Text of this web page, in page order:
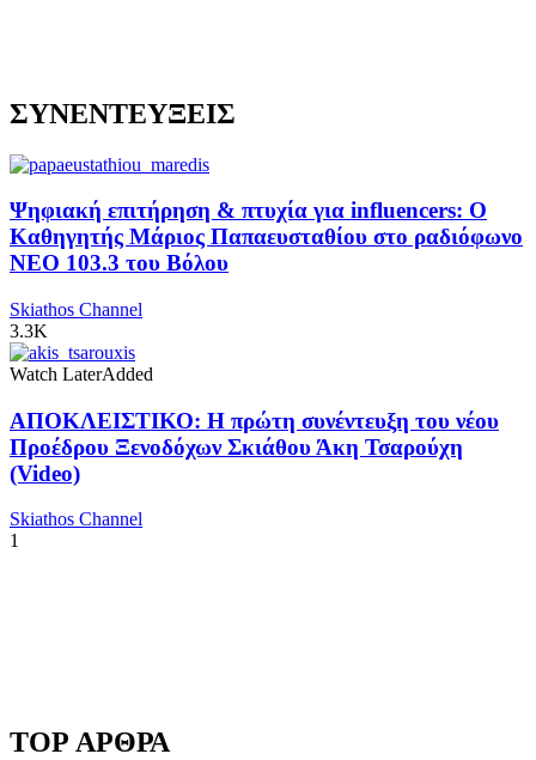
ΣΥΝΕΝΤΕΥΞΕΙΣ
Ψηφιακή επιτήρηση & πτυχία για influencers: Ο
Καθηγητής Μάριος Παπαευσταθίου στο ραδιόφωνο
NEO 103.3 του Βόλου
Skiathos Channel
3.3K
Watch LaterAdded
ΑΠΟΚΛΕΙΣΤΙΚΟ: Η πρώτη συνέντευξη του νέου
Προέδρου Ξενοδόχων Σκιάθου Άκη Τσαρούχη
(Video)
Skiathos Channel
1
TOP ΑΡΘΡΑ